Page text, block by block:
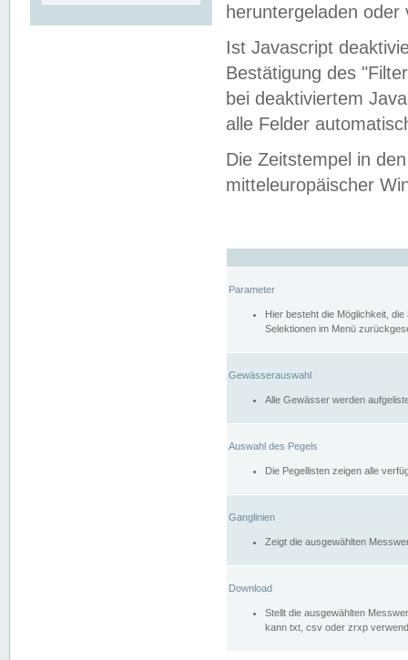
heruntergeladen oder
Ist Javascript
Bestätigung des
bei deaktiviertem
alle Felder
Die Zeitstempel in
mitteleuropäischer
Parameter
Hier besteht die Möglichkeit,
Selektionen im Menü
Gewässerauswahl
Alle Gewässer werden
Auswahl des Pegels
Die Pegellisten zeigen alle
Ganglinien
Zeigt die ausgewählten
Download
Stellt die ausgewählten
kann txt, csv oder zrxp